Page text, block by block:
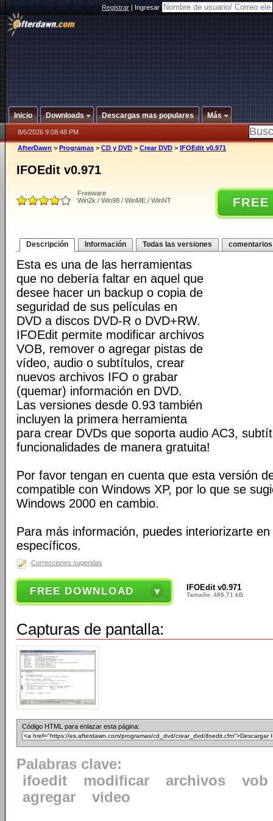
Registrar|Ingresar
Inicio Downloads Descargas mas populares Más
8/6/2026 9:08:48 PM
AfterDawn > Programas > CD y DVD > Crear DVD > IFOEdit v0.971
IFOEdit v0.971
Freeware
Win2k / Win98 / WinME / WinNT
Descripción Información Todas las versiones comentarios
Esta es una de las herramientas
que no debería faltar en aquel que
desee hacer un backup o copia de
seguridad de sus películas en
DVD a discos DVD-R o DVD+RW.
IFOEdit permite modificar archivos
VOB, remover o agregar pistas de
vídeo, audio o subtítulos, crear
nuevos archivos IFO o grabar
(quemar) información en DVD.
Las versiones desde 0.93 también
incluyen la primera herramienta
para crear DVDs que soporta audio AC3,
funcionalidades de manera gratuita!
Por favor tengan en cuenta que esta versión
compatible con Windows XP, por lo que se
Windows 2000 en cambio.
Para más información, puedes interiorizarte
específicos.
Correcciones sugeridas
FREE DOWNLOAD IFOEdit v0.971
Tamaño: 485.71 kB
Capturas de pantalla:
Código HTML para enlazar esta página:
Palabras clave:
ifoedit
modificar archivos
vob
agregar
video